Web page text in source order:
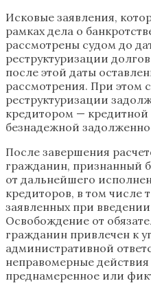
Исковые заявления,
рамках дела о
рассмотрены судом до
реструктуризации
после этой даты
рассмотрения. При этом
реструктуризации
кредитором — кредитной
безнадежной
После завершения
гражданин, признанный
от дальнейшего
кредиторов, в том числе
заявленных при
Освобождение от
гражданин привлечен к
административной
неправомерные действия
преднамеренное или